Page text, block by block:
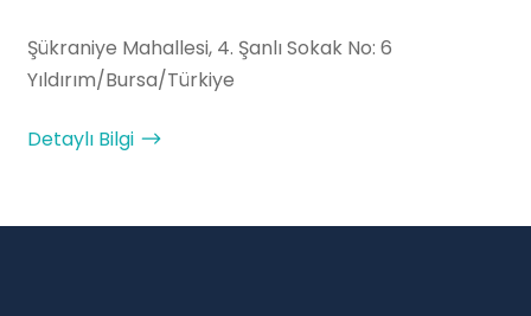
Şükraniye Mahallesi, 4. Şanlı Sokak No: 6
Yıldırım/Bursa/Türkiye
Detaylı Bilgi